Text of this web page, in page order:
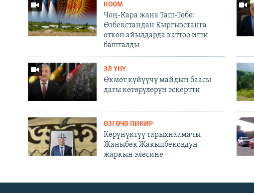
КООМ
Чоң-Кара жана Таш-Төбө:
Өзбекстандан Кыргызстанга
өткөн айылдарда каттоо иши
башталды
ЭЛ ҮНҮ
Өкмөт күйүүчү майдын баасы
дагы көтөрүлөрүн эскертти
ӨЗГӨЧӨ ПИКИР
Көрүнүктүү тарыхнаамачы
Жаныбек Жакыпбековдун
жаркын элесине